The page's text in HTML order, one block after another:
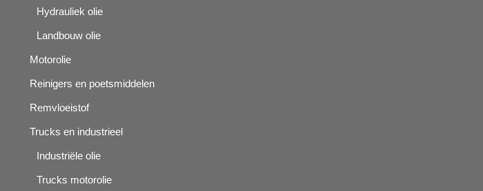
Hydrauliek olie
Landbouw olie
Motorolie
Reinigers en poetsmiddelen
Remvloeistof
Trucks en industrieel
Industriële olie
Trucks motorolie